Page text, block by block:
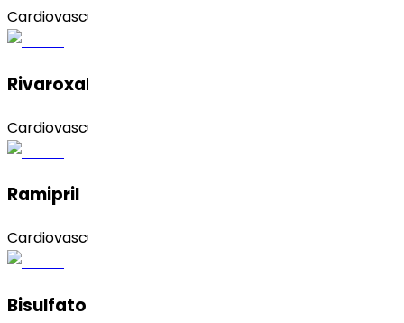
Cardiovascular
Rivaroxabán
Cardiovascular
Ramipril
Cardiovascular
Bisulfato de clopidogrel (Forma 1)API